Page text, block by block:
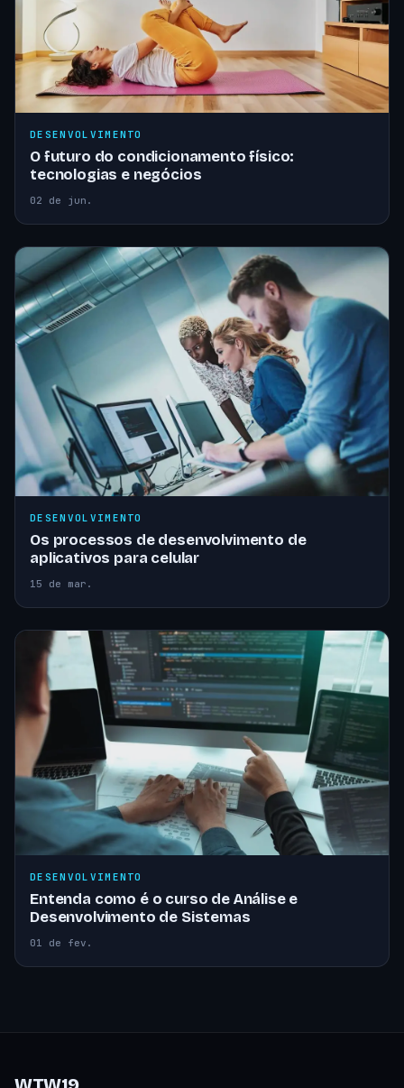
DESENVOLVIMENTO
O futuro do condicionamento físico:
tecnologias e negócios
02 de jun.
DESENVOLVIMENTO
Os processos de desenvolvimento de
aplicativos para celular
15 de mar.
DESENVOLVIMENTO
Entenda como é o curso de Análise e
Desenvolvimento de Sistemas
01 de fev.